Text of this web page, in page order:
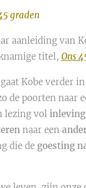
graden
aanleiding van
titel, Ons
Kobe verder
de poorten naar
lezing vol
naar een
die de goesting